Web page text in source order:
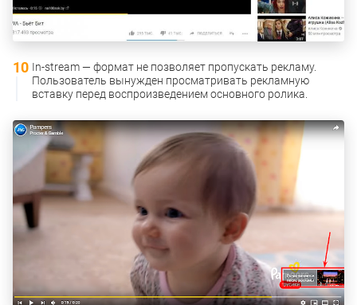
In-stream — формат не позволяет пропускать рекламу.
Пользователь вынужден просматривать рекламную
вставку перед воспроизведением основного ролика.